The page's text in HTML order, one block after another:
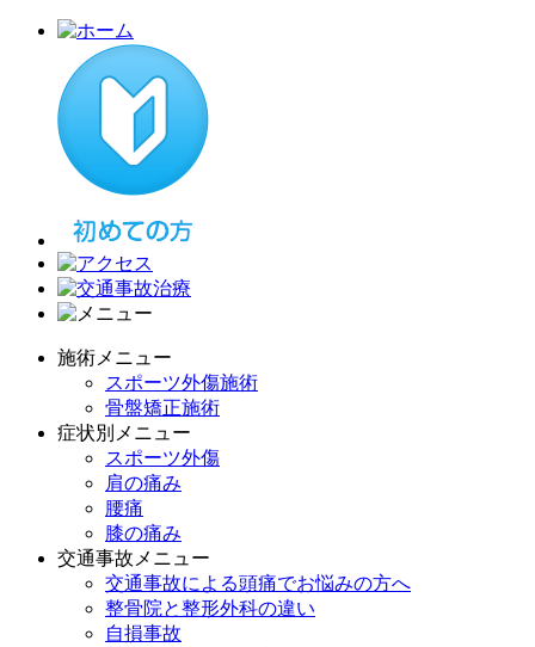
施術メニュー
スポーツ外傷施術
骨盤矯正施術
症状別メニュー
スポーツ外傷
肩の痛み
腰痛
膝の痛み
交通事故メニュー
交通事故による頭痛でお悩みの方へ
整骨院と整形外科の違い
自損事故